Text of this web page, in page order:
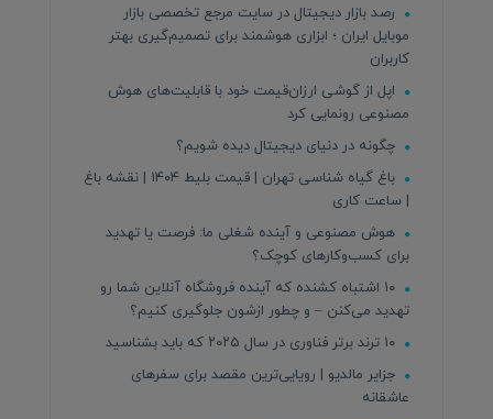
رصد بازار دیجیتال در سایت مرجع تخصصی بازار
موبایل ایران ؛ ابزاری هوشمند برای تصمیم‌گیری بهتر
کاربران
اپل از گوشی ارزان‌قیمت خود با قابلیت‌های هوش
مصنوعی رونمایی کرد
چگونه در دنیای دیجیتال دیده شویم؟
باغ گیاه شناسی تهران | قیمت بلیط ۱۴۰۴ | نقشه باغ
| ساعت کاری
هوش مصنوعی و آینده شغلی ما: فرصت یا تهدید
برای کسب‌وکارهای کوچک؟
۱۰ اشتباه کشنده که آینده فروشگاه آنلاین شما رو
تهدید می‌کنن – و چطور ازشون جلوگیری کنیم؟
جزایر مالدیو | رویایی‌ترین مقصد برای سفرهای
عاشقانه